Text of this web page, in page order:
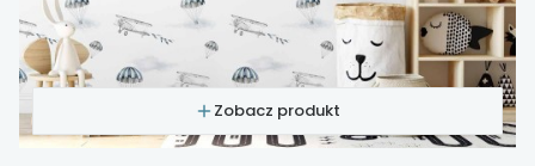
Zobacz produkt